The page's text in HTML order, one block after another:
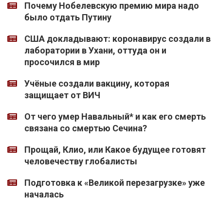
Почему Нобелевскую премию мира надо
было отдать Путину
США докладывают: коронавирус создали в
лаборатории в Ухани, оттуда он и
просочился в мир
Учёные создали вакцину, которая
защищает от ВИЧ
От чего умер Навальный* и как его смерть
связана со смертью Сечина?
Прощай, Клио, или Какое будущее готовят
человечеству глобалисты
Подготовка к «Великой перезагрузке» уже
началась